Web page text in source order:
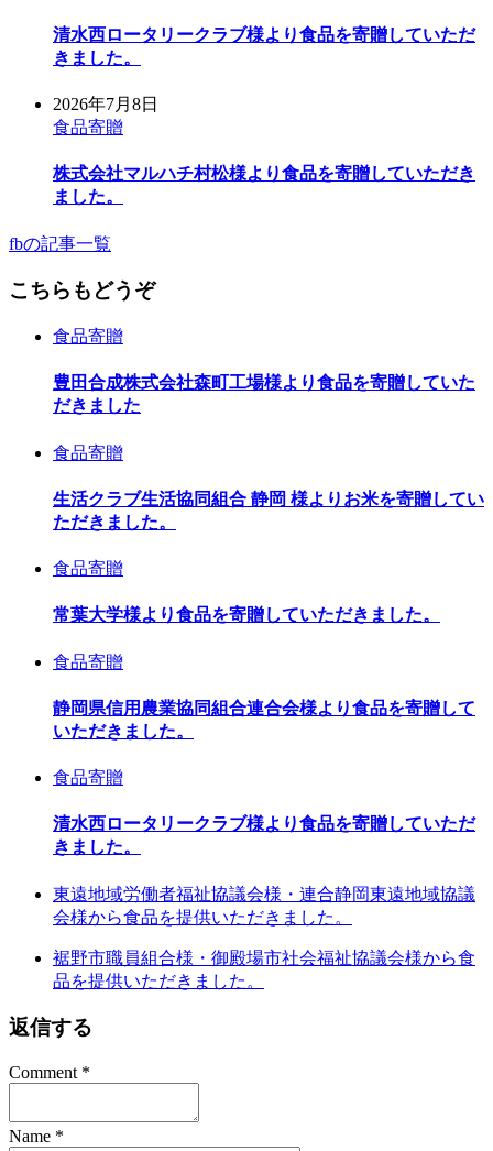
清水西ロータリークラブ様より食品を寄贈していただ
きました。
2026年7月8日
食品寄贈
株式会社マルハチ村松様より食品を寄贈していただき
ました。
fbの記事一覧
こちらもどうぞ
食品寄贈
豊田合成株式会社森町工場様より食品を寄贈していた
だきました
食品寄贈
生活クラブ生活協同組合 静岡 様よりお米を寄贈してい
ただきました。
食品寄贈
常葉大学様より食品を寄贈していただきました。
食品寄贈
静岡県信用農業協同組合連合会様より食品を寄贈して
いただきました。
食品寄贈
清水西ロータリークラブ様より食品を寄贈していただ
きました。
東遠地域労働者福祉協議会様・連合静岡東遠地域協議
会様から食品を提供いただきました。
裾野市職員組合様・御殿場市社会福祉協議会様から食
品を提供いただきました。
返信する
Comment *
Name *